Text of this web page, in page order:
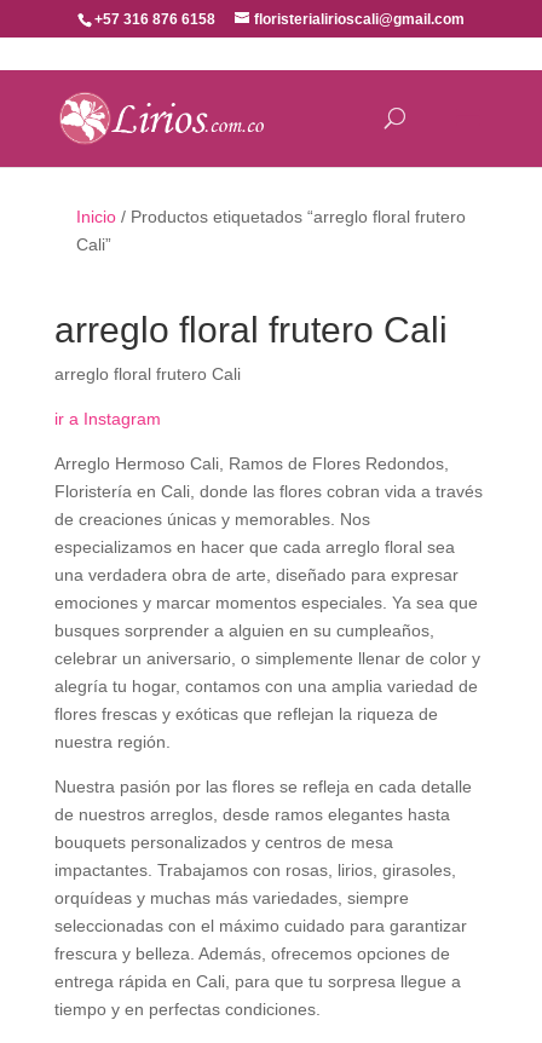
+57 316 876 6158 floristerialirioscali@gmail.com
Inicio/ Productos etiquetados “arreglo floral frutero
Cali”
arreglo floral frutero Cali
arreglo floral frutero Cali
ir a Instagram
Arreglo Hermoso Cali, Ramos de Flores Redondos,
Floristería en Cali, donde las flores cobran vida a través
de creaciones únicas y memorables. Nos
especializamos en hacer que cada arreglo floral sea
una verdadera obra de arte, diseñado para expresar
emociones y marcar momentos especiales. Ya sea que
busques sorprender a alguien en su cumpleaños,
celebrar un aniversario, o simplemente llenar de color y
alegría tu hogar, contamos con una amplia variedad de
flores frescas y exóticas que reflejan la riqueza de
nuestra región.
Nuestra pasión por las flores se refleja en cada detalle
de nuestros arreglos, desde ramos elegantes hasta
bouquets personalizados y centros de mesa
impactantes. Trabajamos con rosas, lirios, girasoles,
orquídeas y muchas más variedades, siempre
seleccionadas con el máximo cuidado para garantizar
frescura y belleza. Además, ofrecemos opciones de
entrega rápida en Cali, para que tu sorpresa llegue a
tiempo y en perfectas condiciones.